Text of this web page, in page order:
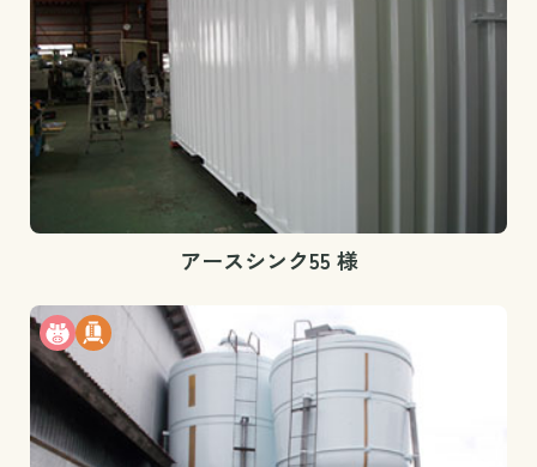
アースシンク55 様